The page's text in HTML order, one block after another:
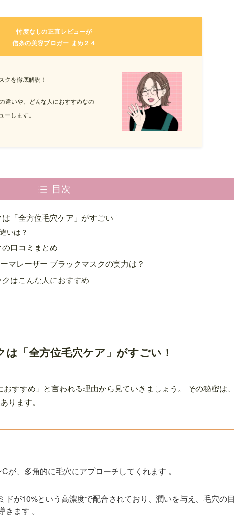
忖度なしの正直レビューが
信条の美容ブロガー まめ２４
クを徹底解説！
違いや、どんな人におすすめなの
します。
目次
「全方位毛穴ケア」がすごい！
いは？
口コミまとめ
マレーザー ブラックマスクの実力は？
はこんな人におすすめ
「全方位毛穴ケア」がすごい！
すすめ」と言われる理由から見ていきましょう。 その秘密は、
ります。
が、多角的に毛穴にアプローチしてくれます 。
ドが10%という高濃度で配合されており、潤いを与え、毛穴の目
ます 。